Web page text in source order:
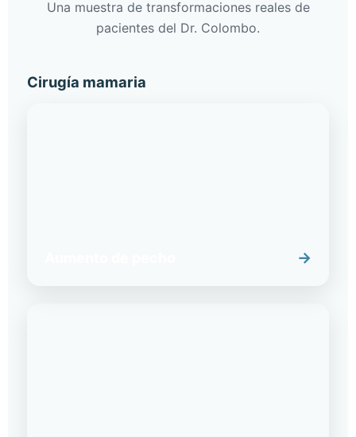
Una muestra de transformaciones reales de
pacientes del Dr. Colombo.
Cirugía mamaria
→